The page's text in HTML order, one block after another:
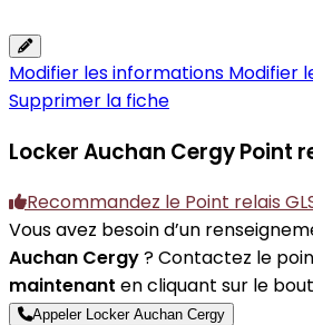
Modifier les informations Modifier
Supprimer la fiche
Locker Auchan CergyPoint
Recommandez le Point relais
Vous avez besoin d’un
Auchan Cergy? Contactez le
maintenant en cliquant sur le
Appeler Locker Auchan Cergy